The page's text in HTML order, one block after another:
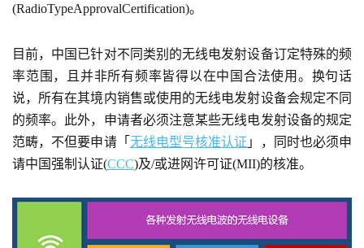
(RadioTypeApprovalCertification)。
目前，中国已针对不同类别的无线电发射设备订定特殊的频
率范围，且并非所有频率皆得以在中国合法使用。换句话
说，所有在其境内销售或使用的无线电发射设备会规定不同
的频率。此外，申请者必须注意某些无线电发射设备的规定
范畴，不但要申请「 无线电型号核准认证 」，同时也必须申
请中国强制认证(CCC)及/或进网许可证(MII)的核准。